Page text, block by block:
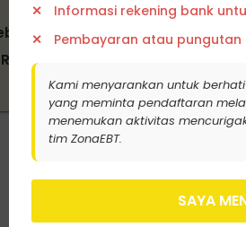
Informasi rekening bank
Pembayaran atau
Kami menyarankan untuk
yang meminta pendaftaran
menemukan aktivitas
tim ZonaEBT.
SAYA
- PT Bala Biotech
Indonesia
RESERVED